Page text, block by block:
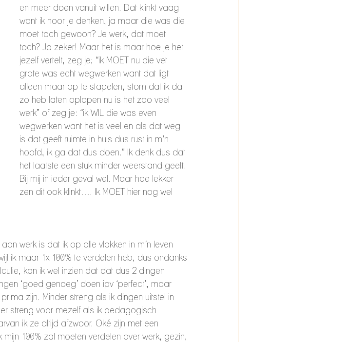
en meer doen vanuit willen. Dat klinkt vaag
want ik hoor je denken, ja maar die was die
moet toch gewoon? Je werk, dat moet
toch? Ja zeker! Maar het is maar hoe je het
jezelf vertelt, zeg je; “ik MOET nu die vet
grote was echt wegwerken want dat ligt
alleen maar op te stapelen, stom dat ik dat
zo heb laten oplopen nu is het zoo veel
werk” of zeg je: “ik WIL die was even
wegwerken want het is veel en als dat weg
is dat geeft ruimte in huis dus rust in m’n
hoofd, ik ga dat dus doen.” Ik denk dus dat
het laatste een stuk minder weerstand geeft.
Bij mij in ieder geval wel. Maar hoe lekker
zen dit ook klinkt…. Ik MOET hier nog wel
werk is dat ik op alle vlakken in m’n leven
ik maar 1x 100% te verdelen heb, dus ondanks
kan ik wel inzien dat dat dus 2 dingen
‘goed genoeg’ doen ipv ‘perfect’, maar
zijn. Minder streng als ik dingen uitstel in
streng voor mezelf als ik pedagogisch
ik ze altijd afzwoor. Oké zijn met een
100% zal moeten verdelen over werk, gezin,